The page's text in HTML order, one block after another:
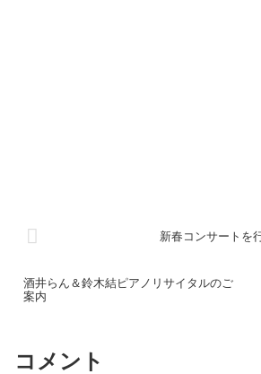
新春コンサートを
酒井らん＆鈴木結ピアノリサイタルのご
案内
コメント